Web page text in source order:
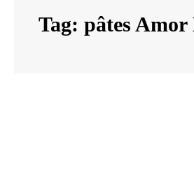
Tag: pâtes Amor